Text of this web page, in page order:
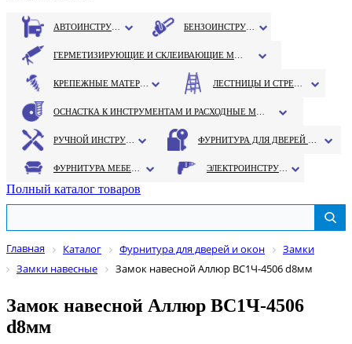
Полный каталог товаров
Главная Каталог Фурнитура для дверей и окон
Замки
Замки навесные
Замок навесной Аллюр ВС1Ч-4506 d8мм
Замок навесной Аллюр ВС1Ч-4506
d8мм